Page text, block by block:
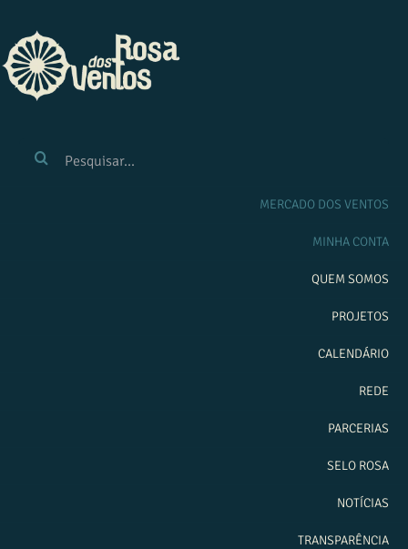
conteúdo
RESULTADOS
MERCADO DOS VENTOS
MINHA CONTA
QUEM SOMOS
PROJETOS
CALENDÁRIO
REDE
PARCERIAS
SELO ROSA
NOTÍCIAS
TRANSPARÊNCIA